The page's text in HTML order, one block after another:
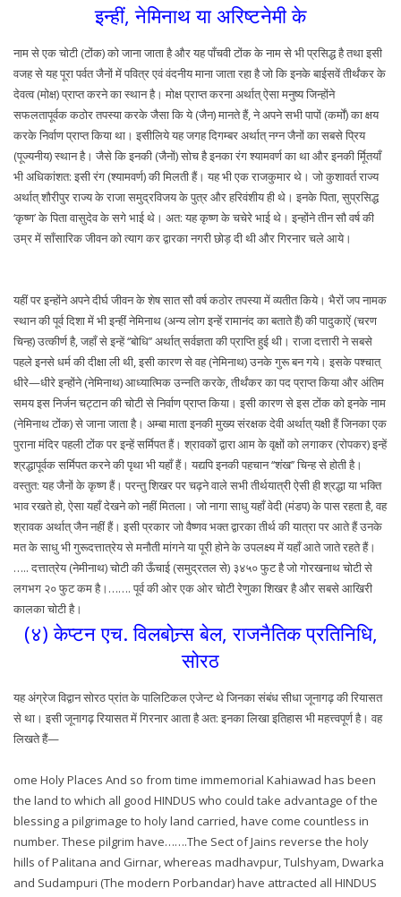
इन्हीं, नेमिनाथ या अरिष्टनेमी के
नाम से एक चोटी (टोंक) को जाना जाता है और यह पाँचवी टोंक के नाम से भी प्रसिद्ध है तथा इसी
वजह से यह पूरा पर्वत जैनों में पवित्र एवं वंदनीय माना जाता रहा है जो कि इनके बाईसवें तीर्थंकर के
देवत्व (मोक्ष) प्राप्त करने का स्थान है। मोक्ष प्राप्त करना अर्थात् ऐसा मनुष्य जिन्होंने
सफलतापूर्वक कठोर तपस्या करके जैसा कि ये (जैन) मानते हैं, ने अपने सभी पापों (कर्मों) का क्षय
करके निर्वाण प्राप्त किया था। इसीलिये यह जगह दिगम्बर अर्थात् नग्न जैनों का सबसे प्रिय
(पूज्यनीय) स्थान है। जैसे कि इनकी (जैनों) सोच है इनका रंग श्यामवर्ण का था और इनकी र्मूितयाँ
भी अधिकांशत: इसी रंग (श्यामवर्ण) की मिलती हैं। यह भी एक राजकुमार थे। जो कुशावर्त राज्य
अर्थात् शौरीपुर राज्य के राजा समुद्रविजय के पुत्र और हरिवंशीय ही थे। इनके पिता, सुप्रसिद्ध
‘कृष्ण’ के पिता वासुदेव के सगे भाई थे। अत: यह कृष्ण के चचेरे भाई थे। इन्होंने तीन सौ वर्ष की
उम्र में साँसारिक जीवन को त्याग कर द्वारका नगरी छोड़ दी थी और गिरनार चले आये।
यहीं पर इन्होंने अपने दीर्घ जीवन के शेष सात सौ वर्ष कठोर तपस्या में व्यतीत किये। भैरों जप नामक
स्थान की पूर्व दिशा में भी इन्हीं नेमिनाथ (अन्य लोग इन्हें रामानंद का बताते हैं) की पादुकाऐं (चरण
चिन्ह) उत्कीर्ण है, जहाँ से इन्हें ‘‘बोधि’’ अर्थात् सर्वज्ञता की प्राप्ति हुई थी। राजा दत्तारी ने सबसे
पहले इनसे धर्म की दीक्षा ली थी, इसी कारण से वह (नेमिनाथ) उनके गुरू बन गये। इसके पश्चात्
धीरे—धीरे इन्होंने (नेमिनाथ) आध्यात्मिक उन्नति करके, तीर्थंकर का पद प्राप्त किया और अंतिम
समय इस निर्जन चट्टान की चोटी से निर्वाण प्राप्त किया। इसी कारण से इस टोंक को इनके नाम
(नेमिनाथ टोंक) से जाना जाता है। अम्बा माता इनकी मुख्य संरक्षक देवी अर्थात् यक्षी हैं जिनका एक
पुराना मंदिर पहली टोंक पर इन्हें सर्मिपत हैं। श्रावकों द्वारा आम के वृक्षों को लगाकर (रोपकर) इन्हें
श्रद्धापूर्वक सर्मिपत करने की पृथा भी यहाँ हैं। यद्यपि इनकी पहचान ‘‘शंख’’ चिन्ह से होती है।
वस्तुत: यह जैनों के कृष्ण हैं। परन्तु शिखर पर चढ़ने वाले सभी तीर्थयात्री ऐसी ही श्रद्धा या भक्ति
भाव रखते हो, ऐसा यहाँ देखने को नहीं मितला। जो नागा साधु यहाँ वेदी (मंडप) के पास रहता है, वह
श्रावक अर्थात् जैन नहीं हैं। इसी प्रकार जो वैष्णव भक्त द्वारका तीर्थ की यात्रा पर आते हैं उनके
मत के साधु भी गुरूदत्तात्रेय से मनौती मांगने या पूरी होने के उपलक्ष्य में यहाँ आते जाते रहते हैं।
….. दत्तात्रेय (नेमीनाथ) चोटी की ऊँचाई (समुद्रतल से) ३४५० फुट है जो गोरखनाथ चोटी से
लगभग २० फुट कम है।……. पूर्व की ओर एक ओर चोटी रेणुका शिखर है और सबसे आखिरी
कालका चोटी है।
(४) केप्टन एच. विलबोन्र्स बेल, राजनैतिक प्रतिनिधि,
सोरठ
यह अंग्रेज विद्वान सोरठ प्रांत के पालिटिकल एजेन्ट थे जिनका संबंध सीधा जूनागढ़ की रियासत
से था। इसी जूनागढ़ रियासत में गिरनार आता है अत: इनका लिखा इतिहास भी महत्त्वपूर्ण है। वह
लिखते हैं—
ome Holy Places And so from time immemorial Kahiawad has been
the land to which all good HINDUS who could take advantage of the
blessing a pilgrimage to holy land carried, have come countless in
number. These pilgrim have…….The Sect of Jains reverse the holy
hills of Palitana and Girnar, whereas madhavpur, Tulshyam, Dwarka
and Sudampuri (The modern Porbandar) have attracted all HINDUS